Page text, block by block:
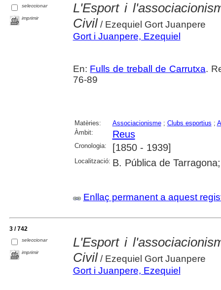
seleccionar
imprimir
L'Esport i
Civil/ Ezequiel Gort Juanpere
Gort i Juanpere, Ezequiel
En: Fulls de treball de Carrutxa.
76-89
Matèries: Associacionisme; Clubs esportius ;
Àmbit:
Reus
Cronologia: [1850 - 1939]
Localització: B. Pública de
Enllaç permanent a aquest
3 / 742
seleccionar
imprimir
L'Esport i
Civil/ Ezequiel Gort Juanpere
Gort i Juanpere, Ezequiel